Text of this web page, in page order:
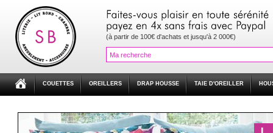
(à partir de 100€ d'achats et jusqu'à 2 000€)
COUETTES OREILLERS DRAP HOUSSE TAIE D'OREILLER